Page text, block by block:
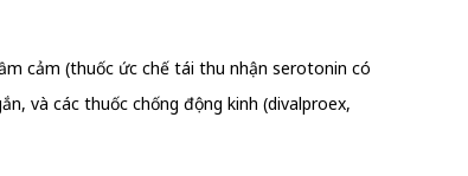
cảm (thuốc ức chế tái thu nhận serotonin có
và các thuốc chống động kinh (divalproex,